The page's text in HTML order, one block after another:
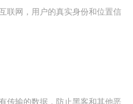
联网，用户的真实身份和位置信
传输的数据，防止黑客和其他恶